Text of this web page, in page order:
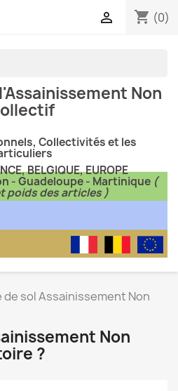
shopping_cart (0)

Non
Collectivités et les
BELGIQUE, EUROPE
- Guadeloupe - Martinique(
poids des articles )
de sol Assainissement Non
Non
?